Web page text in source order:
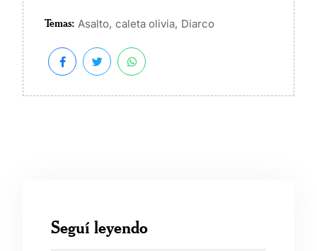
Temas: Asalto, caleta olivia, Diarco
Seguí leyendo